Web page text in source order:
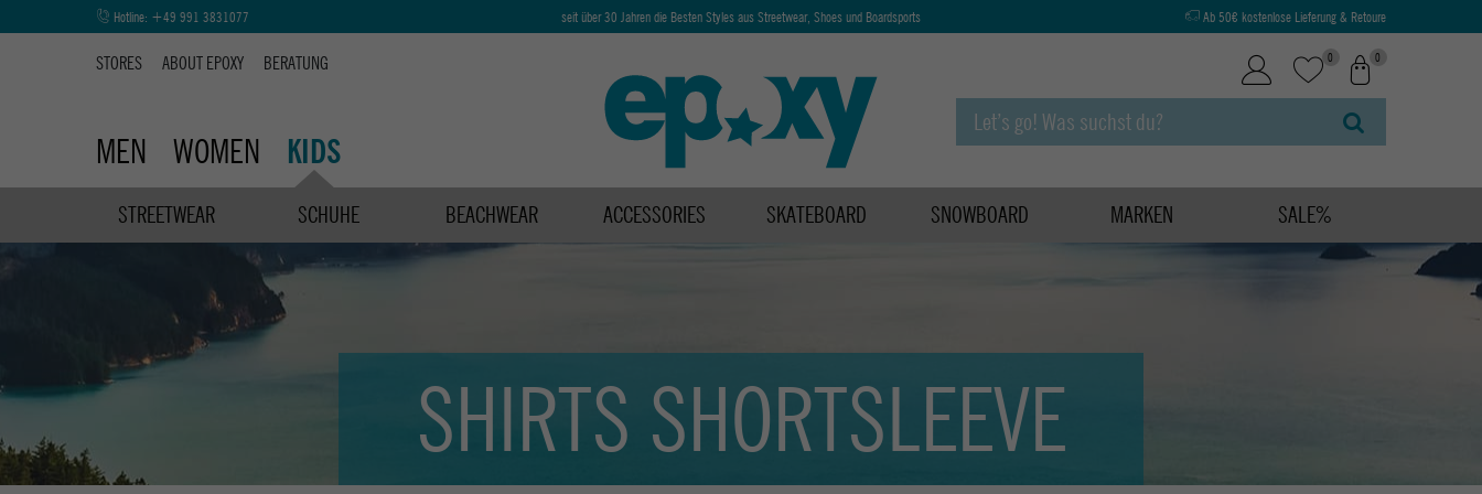
Hotline: +49 991 3831077 seit über 30 Jahren die Besten Styles aus Streetwear, Shoes und Boardsports Ab 50€ kostenlose Lieferung & Retoure
STORES ABOUT EPOXY BERATUNG
MEN WOMEN KIDS
0 0
STREETWEAR SCHUHE BEACHWEAR ACCESSORIES SKATEBOARD SNOWBOARD MARKEN SALE%
SHIRTS SHORTSLEEVE